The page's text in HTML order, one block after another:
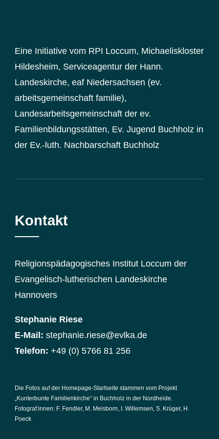
Eine Initiative vom RPI Loccum, Michaeliskloster
Hildesheim, Serviceagentur der Hann.
Landeskirche, eaf Niedersachsen (ev.
arbeitsgemeinschaft familie),
Landesarbeitsgemeinschaft der ev.
Familienbildungsstätten, Ev. Jugend Buchholz in
der Ev.-luth. Nachbarschaft Buchholz
Kontakt
Religionspädagogisches Institut Loccum der
Evangelisch-lutherischen Landeskirche
Hannovers
Stephanie Riese
E-Mail: stephanie.riese@evlka.de
Telefon: +49 (0) 5766 81 256
Die Fotos auf der Homepage-Startseite stammen vom Projekt
„Kunterbunte Familienkirche“ in Buchholz in der Nordheide.
Fotograf:innen: F. Fendler, M. Meisborn, I. Willemsen, S. Krüger, H.
Poeck